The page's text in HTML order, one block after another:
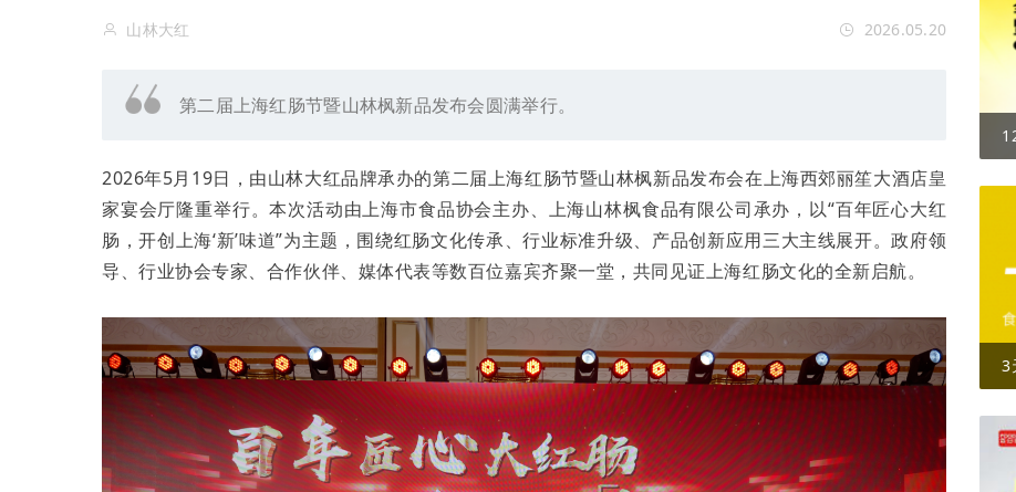
山林大红 2026.05.20
第二届上海红肠节暨山林枫新品发布会圆满举行。
2026年5月19日，由山林大红品牌承办的第二届上海红肠节暨山林枫新品发布会在上海西郊丽笙大酒店皇
家宴会厅隆重举行。本次活动由上海市食品协会主办、上海山林枫食品有限公司承办，以“百年匠心大红
肠，开创上海‘新’味道”为主题，围绕红肠文化传承、行业标准升级、产品创新应用三大主线展开。政府领
导、行业协会专家、合作伙伴、媒体代表等数百位嘉宾齐聚一堂，共同见证上海红肠文化的全新启航。
3